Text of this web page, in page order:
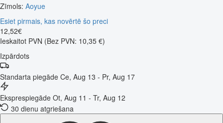
Zīmols: Aoyue
Esiet pirmais, kas novērtē šo preci
12,52€
Ieskaitot PVN (Bez PVN: 10,35 €)
Izpārdots
Standarta piegāde Ce, Aug 13 - Pr, Aug 17
Eksprespiegāde Ot, Aug 11 - Tr, Aug 12
30 dienu atgriešana